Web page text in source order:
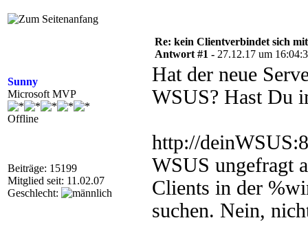
Sunny
Microsoft MVP
Offline
Beiträge: 15199
Mitglied seit: 11.02.07
Geschlecht:
Re: kein Clientverbindet sich
Antwort #1 - 27.12.17 um
Hat der neue
WSUS? Hast Du
http://
WSUS ungefragt
Clients in der
suchen. Nein,